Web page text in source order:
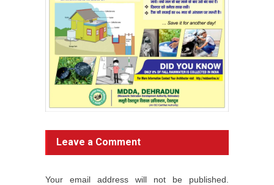
Leave a Comment
Your email address will not be published.